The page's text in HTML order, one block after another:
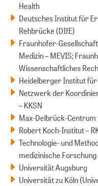
Health
Deutsches Institut für
Rehbrücke (DIfE)
Fraunhofer-
Medizin – MEVIS;
Wissenschaftliches
Heidelberger Institut für
Netzwerk der
– KKSN
Max-Delbrück-Centrum
Robert Koch-Institut –
Technologie- und
medizinische Forschung
Universität Augsburg
Universität zu Köln